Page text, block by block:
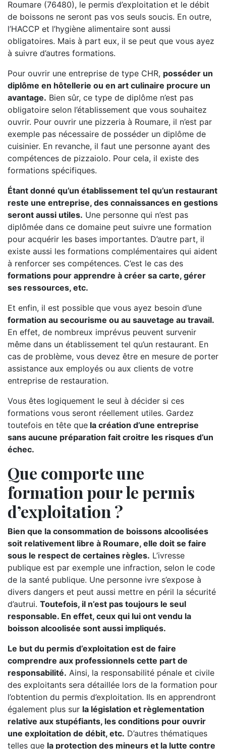
Roumare (76480), le permis d’exploitation et le débit
de boissons ne seront pas vos seuls soucis. En outre,
l’HACCP et l’hygiène alimentaire sont aussi
obligatoires. Mais à part eux, il se peut que vous ayez
à suivre d’autres formations.
Pour ouvrir une entreprise de type CHR, posséder un
diplôme en hôtellerie ou en art culinaire procure un
avantage. Bien sûr, ce type de diplôme n’est pas
obligatoire selon l’établissement que vous souhaitez
ouvrir. Pour ouvrir une pizzeria à Roumare, il n’est par
exemple pas nécessaire de posséder un diplôme de
cuisinier. En revanche, il faut une personne ayant des
compétences de pizzaiolo. Pour cela, il existe des
formations spécifiques.
Étant donné qu’un établissement tel qu’un restaurant
reste une entreprise, des connaissances en gestions
seront aussi utiles. Une personne qui n’est pas
diplômée dans ce domaine peut suivre une formation
pour acquérir les bases importantes. D’autre part, il
existe aussi les formations complémentaires qui aident
à renforcer ses compétences. C’est le cas des
formations pour apprendre à créer sa carte, gérer
ses ressources, etc.
Et enfin, il est possible que vous ayez besoin d’une
formation au secourisme ou au sauvetage au travail.
En effet, de nombreux imprévus peuvent survenir
même dans un établissement tel qu’un restaurant. En
cas de problème, vous devez être en mesure de porter
assistance aux employés ou aux clients de votre
entreprise de restauration.
Vous êtes logiquement le seul à décider si ces
formations vous seront réellement utiles. Gardez
toutefois en tête que la création d’une entreprise
sans aucune préparation fait croitre les risques d’un
échec.
Que comporte une
formation pour le permis
d’exploitation ?
Bien que la consommation de boissons alcoolisées
soit relativement libre à Roumare, elle doit se faire
sous le respect de certaines règles. L’ivresse
publique est par exemple une infraction, selon le code
de la santé publique. Une personne ivre s’expose à
divers dangers et peut aussi mettre en péril la sécurité
d’autrui. Toutefois, il n’est pas toujours le seul
responsable. En effet, ceux qui lui ont vendu la
boisson alcoolisée sont aussi impliqués.
Le but du permis d’exploitation est de faire
comprendre aux professionnels cette part de
responsabilité. Ainsi, la responsabilité pénale et civile
des exploitants sera détaillée lors de la formation pour
l’obtention du permis d’exploitation. Ils en apprendront
également plus sur la législation et règlementation
relative aux stupéfiants, les conditions pour ouvrir
une exploitation de débit, etc. D’autres thématiques
telles que la protection des mineurs et la lutte contre